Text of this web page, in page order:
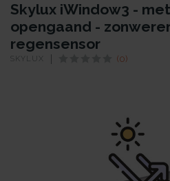
Skylux iWindow3 -
opengaand -
regensensor
SKYLUX (0)